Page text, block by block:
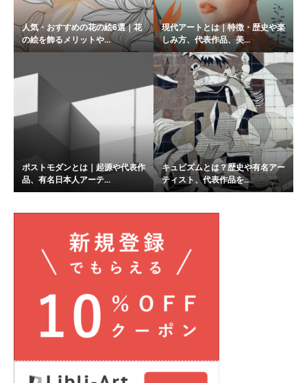
人気・おすすめの花の絵6選｜花
の絵を飾るメリットや...
現代アートとは｜特徴・歴史や楽
しみ方、代表作品、美...
ポストモダンとは｜起源や代表作
品、有名日本人アーテ...
キュピズムとは？歴史や有名アー
ティスト、代表作品を...